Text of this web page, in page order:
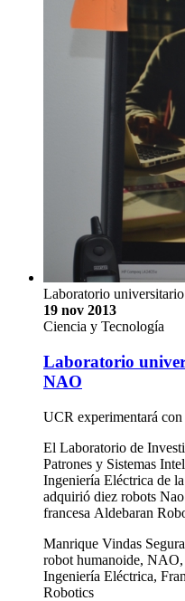
Laboratorio
19 nov 2013
Ciencia y Tecnología
Laboratorio
NAO
UCR experimentará
El Laboratorio de
Patrones y Sistemas
Ingeniería Eléctrica de
adquirió diez robots
francesa Aldebaran
Manrique Vindas
robot humanoide,
Ingeniería Eléctrica,
Robotics